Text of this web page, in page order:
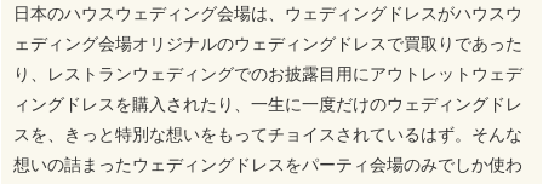
日本のハウスウェディング会場は、ウェディングドレスがハウスウ
ェディング会場オリジナルのウェディングドレスで買取りであった
り、レストランウェディングでのお披露目用にアウトレットウェデ
ィングドレスを購入されたり、一生に一度だけのウェディングドレ
スを、きっと特別な想いをもってチョイスされているはず。そんな
想いの詰まったウェディングドレスをパーティ会場のみでしか使わ